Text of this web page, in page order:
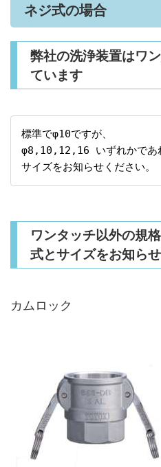
ネジ式の場合
弊社の洗浄装置はワ
ています
標準でφ10ですが、
φ8,10,12,16 いずれかであ
サイズをお知らせください。
ワンタッチ以外の規
式とサイズをお知らせ
カムロック